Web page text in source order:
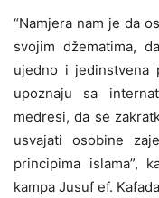
“Namjera nam je da
svojim džematima,
ujedno i
upoznaju sa
medresi, da se
usvajati osobine
principima islama”,
kampa Jusuf ef.